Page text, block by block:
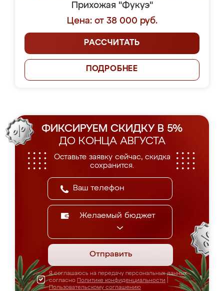
Прихожая "Фукуэ"
Цена: от 38 000 руб.
РАССЧИТАТЬ
ПОДРОБНЕЕ
ФИКСИРУЕМ СКИДКУ В 5%
ДО КОНЦА АВГУСТА
Оставьте заявку сейчас, скидка
сохранится.
Желаемый бюджет
Отправить
Я соглашаюсь на передачу персональных данных
согласно Политике конфиденциальности
Пользовательскому соглашению